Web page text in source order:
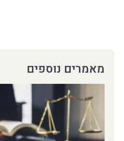
מאמרים נוספים